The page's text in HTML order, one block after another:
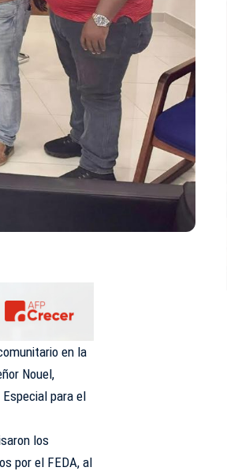
en la
Nouel,
para el
los
por el FEDA, al